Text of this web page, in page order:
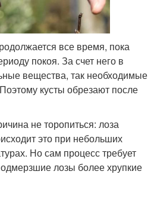
все время, пока
покоя. За счет него в
вещества, так необходимые
кусты обрезают после
не торопиться: лоза
это при небольших
Но сам процесс требует
лозы более хрупкие